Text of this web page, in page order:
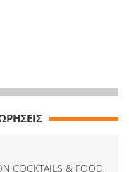
COCKTAILS & FOOD